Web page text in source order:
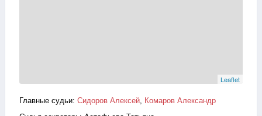
Leaflet
Главные судьи: Сидоров Алексей
Комаров Александр